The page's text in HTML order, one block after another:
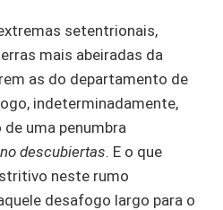
setentrionais,
mais abeiradas da
as do departamento de
indeterminadamente,
uma penumbra
descubiertas. E o que
neste rumo
desafogo largo para o